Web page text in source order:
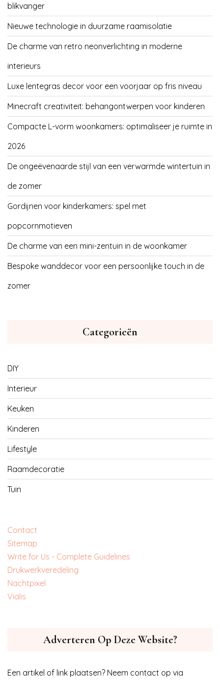
blikvanger
Nieuwe technologie in duurzame raamisolatie
De charme van retro neonverlichting in moderne
interieurs
Luxe lentegras decor voor een voorjaar op fris niveau
Minecraft creativiteit: behangontwerpen voor kinderen
Compacte L-vorm woonkamers: optimaliseer je ruimte in
2026
De ongeëvenaarde stijl van een verwarmde wintertuin in
de zomer
Gordijnen voor kinderkamers: spel met
popcornmotieven
De charme van een mini-zentuin in de woonkamer
Bespoke wanddecor voor een persoonlijke touch in de
zomer
Categorieën
DIY
Interieur
Keuken
Kinderen
Lifestyle
Raamdecoratie
Tuin
Contact
Sitemap
Write for Us - Complete Guidelines
‎Drukwerkveredeling
‎Nachtpixel
‎Vialis
Adverteren Op Deze Website?
Een artikel of link plaatsen? Neem contact op via